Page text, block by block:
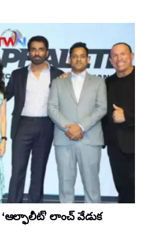
లాంచ్ వేడుక